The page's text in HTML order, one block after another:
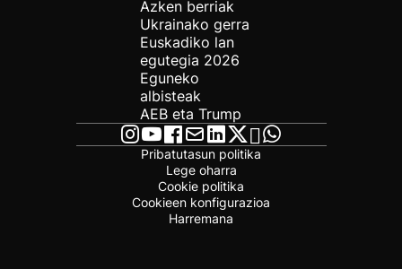
Azken berriak
Ukrainako gerra
Euskadiko lan
egutegia 2026
Eguneko
albisteak
AEB eta Trump
Pribatutasun politika
Lege oharra
Cookie politika
Cookieen konfigurazioa
Harremana